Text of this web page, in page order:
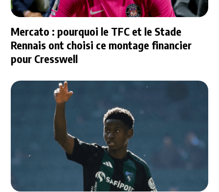
Mercato : pourquoi le TFC et le Stade
Rennais ont choisi ce montage financier
pour Cresswell